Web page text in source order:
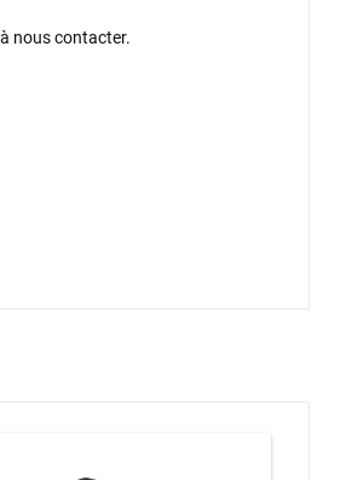
nous contacter.